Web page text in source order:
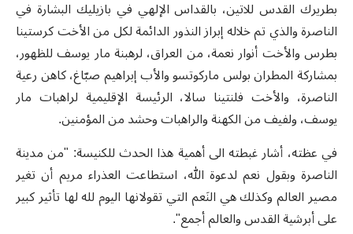
بطريرك القدس للاتين، بالقداس الإلهي في بازيليك البشارة في
الناصرة والذي تم خلاله إبراز النذور الدائمة لكل من الأخت كرستينا
بطرس والأخت أنوار نعمة، من العراق، لرهبنة مار يوسف للظهور،
بمشاركة المطران بولس ماركوتسو والأب إبراهيم صبّاغ، كاهن رعية
الناصرة، والأخت فلنتينا سالا، الرئيسة الإقليمية لراهبات مار
يوسف، ولفيف من الكهنة والراهبات وحشد من المؤمنين.
في عظته، أشار غبطته الى أهمية هذا الحدث للكنيسة: "من مدينة
الناصرة وبقول نعم لدعوة الله، استطاعت العذراء مريم أن تغير
مصير العالم وكذلك هي النَعم التي تقولانها اليوم لله لها تأثير كبير
على أبرشية القدس والعالم أجمع".